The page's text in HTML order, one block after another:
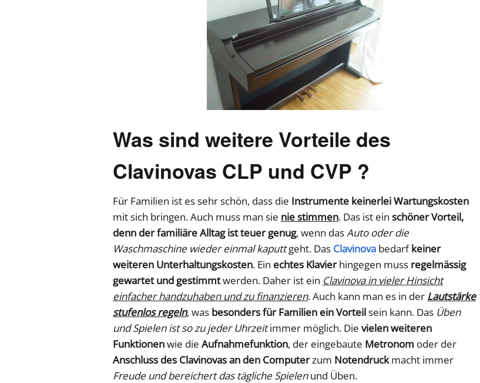
Was sind weitere Vorteile des
Clavinovas CLP und CVP ?
Für Familien ist es sehr schön, dass die Instrumente keinerlei Wartungskosten
mit sich bringen. Auch muss man sie nie stimmen. Das ist ein schöner Vorteil,
denn der familiäre Alltag ist teuer genug, wenn dasAuto oder die
Waschmaschine wieder einmal kaputtgeht. Das Clavinova bedarfkeiner
weiteren Unterhaltungskosten. Ein echtes Klavierhingegen muss regelmässig
gewartet und gestimmtwerden. Daher ist ein Clavinova in vieler Hinsicht
einfacher handzuhaben und zu finanzieren. Auch kann man es in der Lautstärke
stufenlos regeln, was besonders für Familien ein Vorteilsein kann. Das Üben
und Spielen ist so zu jeder Uhrzeitimmer möglich. Die vielen weiteren
Funktionenwie die Aufnahmefunktion, der eingebaute Metronom oder der
Anschluss des Clavinovas an den Computerzum Notendruckmacht immer
Freude und bereichert das tägliche Spielenund Üben.